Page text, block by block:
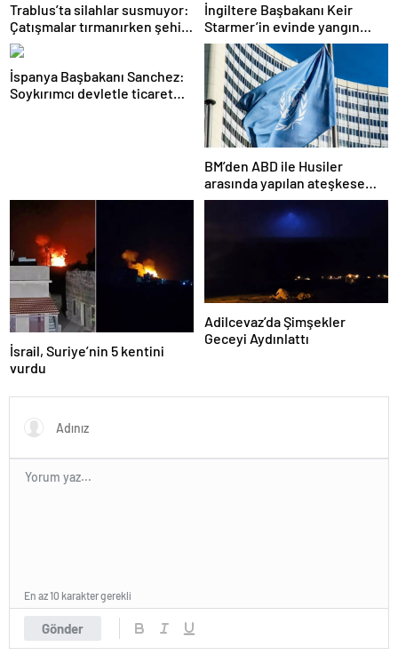
Trablus’ta silahlar susmuyor:
Çatışmalar tırmanırken şehir
alarmda
İngiltere Başbakanı Keir
Starmer’in evinde yangın
çıktı
İspanya Başbakanı Sanchez:
Soykırımcı devletle ticaret
BM’den ABD ile Husiler
arasında yapılan ateşkese
ilişkin değerlendirme
İsrail, Suriye’nin 5 kentini
vurdu
Adilcevaz’da Şimşekler
Geceyi Aydınlattı
Gönder
En az 10 karakter gerekli